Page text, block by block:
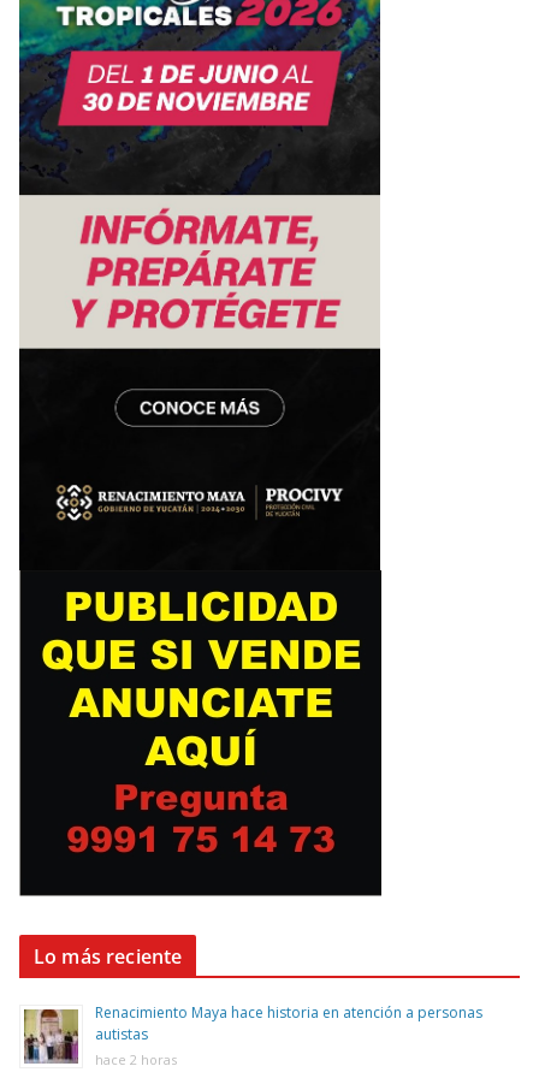
Lo más reciente
Renacimiento Maya hace historia en atención a personas
autistas
hace 2 horas